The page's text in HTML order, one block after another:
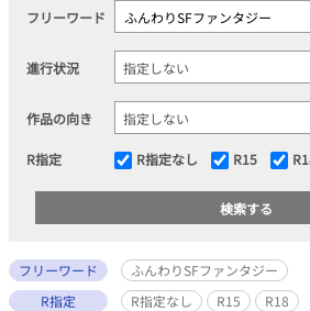
フリーワード
進行状況
作品の向き
R指定 R指定なし R15
フリーワード
ふんわりSFファンタジー
R指定
R指定なし R15 R18